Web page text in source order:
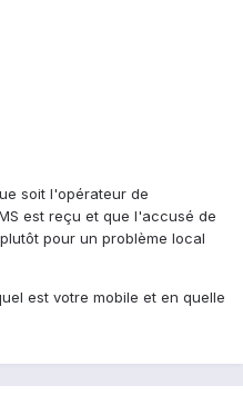
soit l'opérateur de
est reçu et que l'accusé de
pour un problème local
est votre mobile et en quelle